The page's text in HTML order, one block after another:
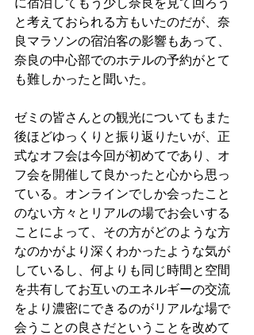
と考えておられる方もいたのだが、奈
良マラソンの宿泊客の影響もあって、
奈良の中心部でのホテルの予約がとて
も難しかったと聞いた。
ゼミの皆さんとの観光についてもまた
後ほどゆっくりと振り返りたいが、正
式なオフ会は今回が初めてであり、オ
フ会を開催して良かったと心から思っ
ている。オンラインでしか会ったこと
のない方々とリアルの場でお会いする
ことによって、その方がどのような方
なのかがより深くわかったような気が
しているし、何よりも同じ時間と空間
を共有してお互いのエネルギーの交流
をより濃密にできるのがリアルな場で
会うことの良さだということを改めて